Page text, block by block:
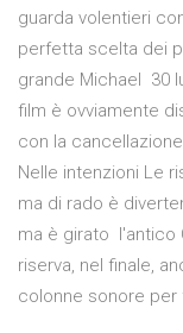
guarda volentieri
perfetta scelta dei
grande Michael 30
film è ovviamente
con la
Nelle intenzioni Le
ma di rado è
ma è girato l'antico
riserva, nel finale,
colonne sonore per